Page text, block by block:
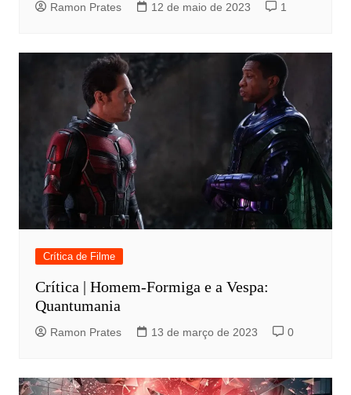
Ramon Prates 12 de maio de 2023 1
Crítica de Filme
Crítica | Homem-Formiga e a Vespa:
Quantumania
Ramon Prates 13 de março de 2023 0